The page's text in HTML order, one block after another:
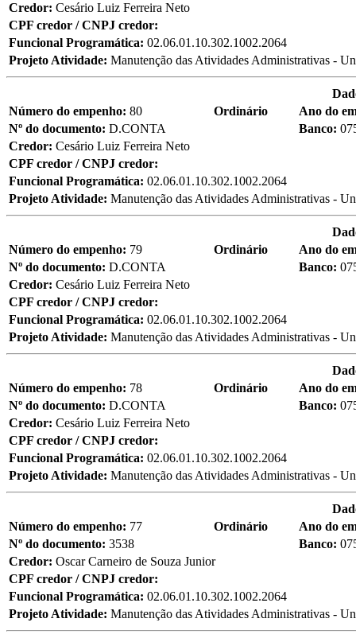
Credor: Cesário Luiz Ferreira Neto
CPF credor / CNPJ credor:
Funcional Programática: 02.06.01.10.302.1002.2064
Projeto Atividade: Manutenção das Atividades Administrativas -
Número do empenho: 80 Ordinário
Ano do
Nº do documento: D.CONTA Banco:
Credor: Cesário Luiz Ferreira Neto
CPF credor / CNPJ credor:
Funcional Programática: 02.06.01.10.302.1002.2064
Projeto Atividade: Manutenção das Atividades Administrativas -
Número do empenho: 79 Ordinário
Ano do
Nº do documento: D.CONTA Banco:
Credor: Cesário Luiz Ferreira Neto
CPF credor / CNPJ credor:
Funcional Programática: 02.06.01.10.302.1002.2064
Projeto Atividade: Manutenção das Atividades Administrativas -
Número do empenho: 78 Ordinário
Ano do
Nº do documento: D.CONTA Banco:
Credor: Cesário Luiz Ferreira Neto
CPF credor / CNPJ credor:
Funcional Programática: 02.06.01.10.302.1002.2064
Projeto Atividade: Manutenção das Atividades Administrativas -
Número do empenho: 77 Ordinário
Ano do
Nº do documento: 3538 Banco:
Credor: Oscar Carneiro de Souza Junior
CPF credor / CNPJ credor:
Funcional Programática: 02.06.01.10.302.1002.2064
Projeto Atividade: Manutenção das Atividades Administrativas -